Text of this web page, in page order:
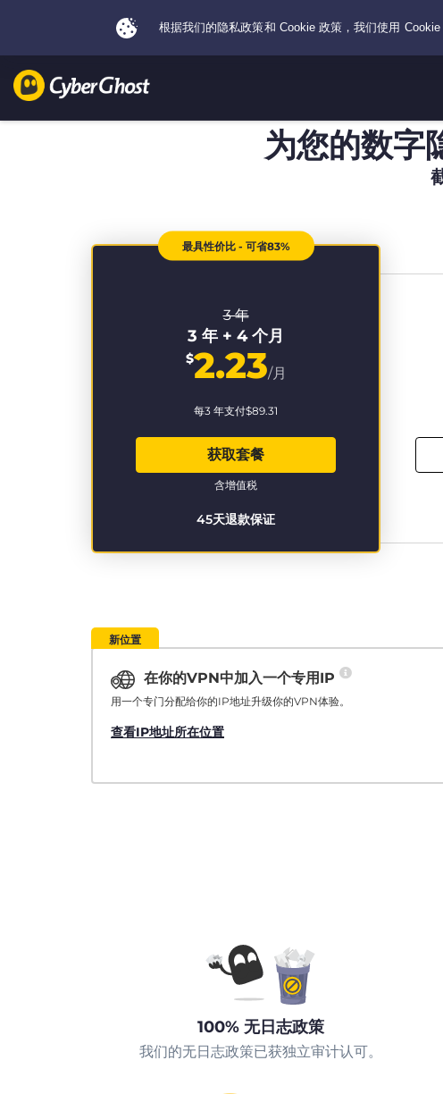
为您的数字
最具性价比 - 可省83%
3 年
3 年 + 4 个月
$2.23/月
每3 年支付$89.31
获取套餐
45天退款保证
含增值税
新位置
在你的VPN中加入一个专用IP
用一个专门分配给你的IP地址升级你的VPN体验。
查看IP地址所在位置
100% 无日志政策
我们的无日志政策已获独立审计认可。